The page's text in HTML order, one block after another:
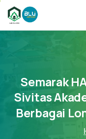
Semarak
Sivitas
Berbagai